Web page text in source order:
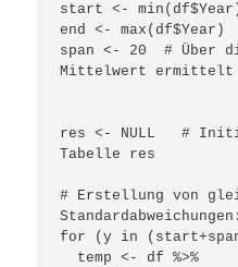
start <-
end <- max(df$Year)
span <- 20  # Über
Mittelwert ermittelt
res <- NULL   #
Tabelle res
# Erstellung von
Standardabweichungen:
for (y in